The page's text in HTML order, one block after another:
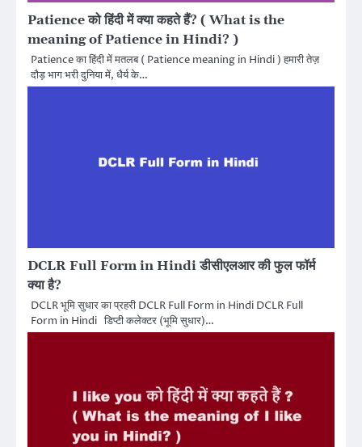
Patience को हिंदी में क्या कहते हैं? ( What is the
meaning of Patience in Hindi? )
Patience का हिंदी में मतलब ( Patience meaning in Hindi ) हमारी तेज़
दौड़ भाग भरी दुनिया में, धैर्य के…
DCLR Full Form in Hindi डीसीएलआर की फुल फॉर्म
क्या है?
DCLR भूमि सुधार का प्रहरी DCLR Full Form in Hindi DCLR Full
Form in Hindi डिप्टी कलेक्टर (भूमि सुधार)…